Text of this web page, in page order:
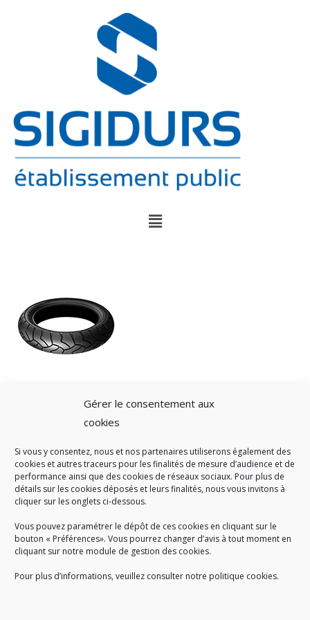
Gérer le consentement aux
cookies
Si vous y consentez, nous et nos partenaires utiliserons également des
cookies et autres traceurs pour les finalités de mesure d’audience et de
performance ainsi que des cookies de réseaux sociaux. Pour plus de
détails sur les cookies déposés et leurs finalités, nous vous invitons à
cliquer sur les onglets ci-dessous.
Vous pouvez paramétrer le dépôt de ces cookies en cliquant sur le
bouton « Préférences». Vous pourrez changer d’avis à tout moment en
cliquant sur notre module de gestion des cookies.
Pour plus d’informations, veuillez consulter notre politique cookies.
A SAVOIR
Créé en 1978, le Sigidurs est un établissement public quiexerce
des missions de service public : la prévention, la collecte et la
valorisation des déchets ménagers et assimilés produits par son
territoire.
Accueil du public :